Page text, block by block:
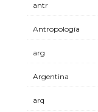
antr
Antropología
arg
Argentina
arq